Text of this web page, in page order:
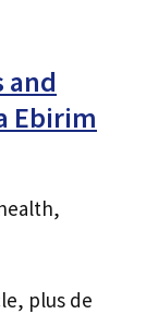
and
Ebirim
plus de